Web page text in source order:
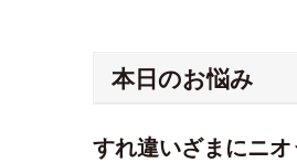
本日のお悩み
すれ違いざまにニ